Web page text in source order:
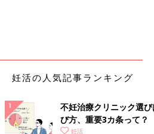
毎朝体温を測るのも一苦労でした。
それでも何とか図っては、パソコン
妊活の人気記事ランキング
不妊治療クリニック選
び方、重要3カ条って？
妊活